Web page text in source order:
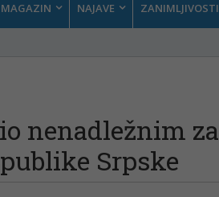
MAGAZIN NAJAVE ZANIMLJIVOSTI
nenadležnim za
Srpske